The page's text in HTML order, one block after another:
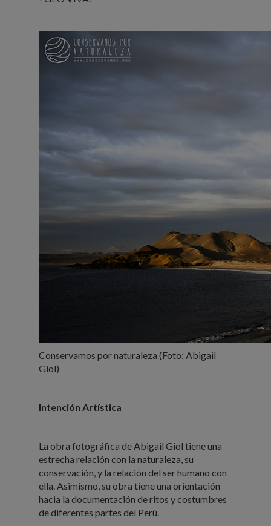
Conservamos por naturaleza (Foto: Abigail
Giol)
Intención Artística
La obra fotográfica de Abigail Giol tiene una
estrecha relación con la naturaleza, su
conservación, y la relación del ser humano con
ella. Asimismo, su obra tiene una orientación
hacia la documentación de ritos y costumbres
de diferentes partes del Perú.